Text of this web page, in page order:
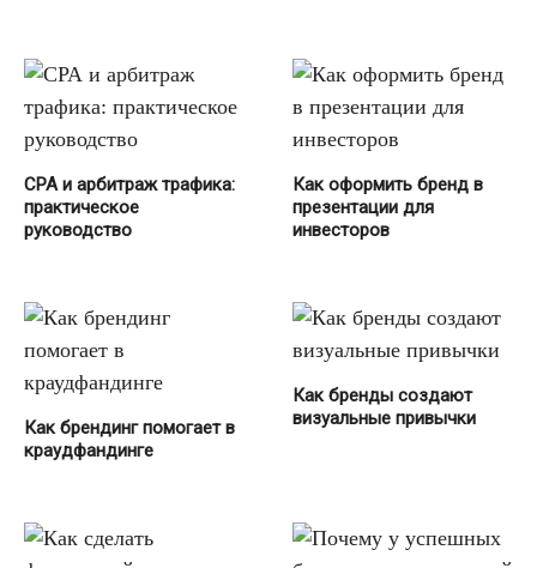
СРА и арбитраж трафика:
практическое
руководство
Как оформить бренд в
презентации для
инвесторов
Как брендинг помогает в
краудфандинге
Как бренды создают
визуальные привычки